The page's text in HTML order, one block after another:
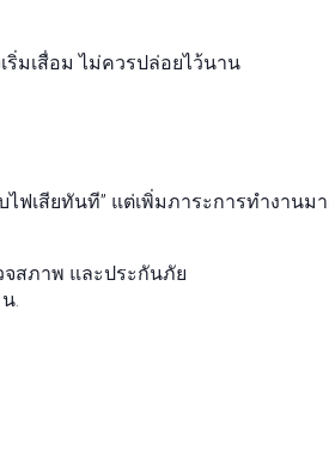
ริ่มเสื่อม ไม่ควรปล่อยไว้นาน
ไฟเสียทันที” แต่เพิ่มภาระการทำงาน
จสภาพ และประกันภัย
.